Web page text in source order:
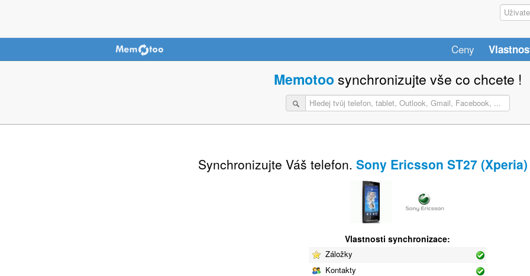
Ceny
Memotoo synchronizujte vše co chcete !
Synchronizujte Váš telefon. Sony Ericsson ST27 (Xperia)
Vlastnosti synchronizace:
Záložky
Kontakty